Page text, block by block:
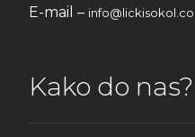
E-mail –
Kako do nas?